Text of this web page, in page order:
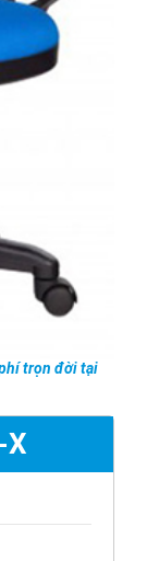
trọn đời tại
X